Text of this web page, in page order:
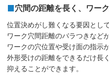
穴間の距離を長く、ワー
位置決めがし難くなる要因とし
ワーク穴間距離のバラつきなど
ワークの穴位置や受け面の指示
外形受けの距離をできるだけ長
抑えることができます。